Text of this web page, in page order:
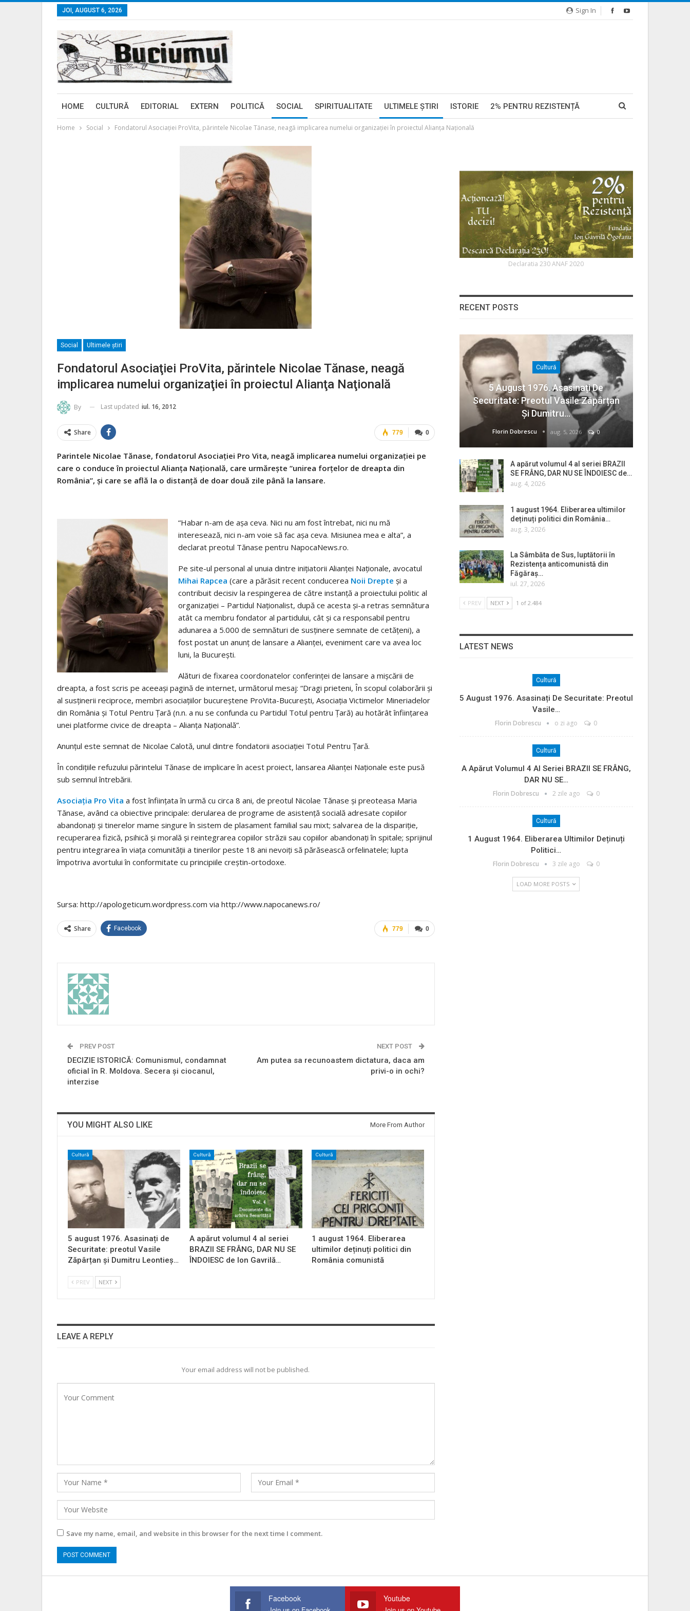
Sign In
JOI, AUGUST 6, 2026
HOME CULTURĂ EDITORIAL EXTERN POLITICĂ SOCIAL SPIRITUALITATE ULTIMELE ŞTIRI ISTORIE 2% PENTRU REZISTENȚĂ
Home Social Fondatorul Asociaţiei ProVita, părintele Nicolae Tănase, neagă implicarea numelui organizaţiei în proiectul Alianţa Naţională
Social Ultimele ştiri
Fondatorul Asociaţiei ProVita, părintele Nicolae Tănase, neagă
implicarea numelui organizaţiei în proiectul Alianţa Naţională
By Last updated iul. 16, 2012
0
779
Share
Parintele Nicolae Tănase, fondatorul Asociaţiei Pro Vita, neagă implicarea numelui organizaţiei pe
care o conduce în proiectul Alianţa Naţională, care urmăreşte “unirea forţelor de dreapta din
România”, şi care se află la o distanţă de doar două zile până la lansare.
“Habar n-am de aşa ceva. Nici nu am fost întrebat, nici nu mă
interesează, nici n-am voie să fac aşa ceva. Misiunea mea e alta”, a
declarat preotul Tănase pentru NapocaNews.ro.
Pe site-ul personal al unuia dintre iniţiatorii Alianţei Naţionale, avocatul
Mihai Rapcea (care a părăsit recent conducerea Noii Drepte şi a
contribuit decisiv la respingerea de către instanţă a proiectului politic al
organizaţiei – Partidul Naţionalist, după ce acesta şi-a retras semnătura
atât ca membru fondator al partidului, cât şi ca responsabil pentru
adunarea a 5.000 de semnături de susţinere semnate de cetăţeni), a
fost postat un anunţ de lansare a Alianţei, eveniment care va avea loc
luni, la Bucureşti.
Alături de fixarea coordonatelor conferinţei de lansare a mişcării de
dreapta, a fost scris pe aceeaşi pagină de internet, următorul mesaj: “Dragi prieteni, În scopul colaborării şi
al susţinerii reciproce, membri asociaţiilor bucureştene ProVita-Bucureşti, Asociaţia Victimelor Mineriadelor
din România şi Totul Pentru Ţară (n.n. a nu se confunda cu Partidul Totul pentru Ţară) au hotărât înfiinţarea
unei platforme civice de dreapta – Alianţa Naţională”.
Anunţul este semnat de Nicolae Calotă, unul dintre fondatorii asociaţiei Totul Pentru Ţară.
În condiţiile refuzului părintelui Tănase de implicare în acest proiect, lansarea Alianţei Naţionale este pusă
sub semnul întrebării.
Asociaţia Pro Vita a fost înfiinţata în urmă cu circa 8 ani, de preotul Nicolae Tănase şi preoteasa Maria
Tănase, având ca obiective principale: derularea de programe de asistenţă socială adresate copiilor
abandonaţi şi tinerelor mame singure în sistem de plasament familial sau mixt; salvarea de la dispariţie,
recuperarea fizică, psihică şi morală şi reintegrarea copiilor străzii sau copiilor abandonaţi în spitale; sprijinul
pentru integrarea în viaţa comunităţii a tinerilor peste 18 ani nevoiţi să părăsească orfelinatele; lupta
împotriva avortului în conformitate cu principiile creştin-ortodoxe.
Sursa: http://apologeticum.wordpress.com via http://www.napocanews.ro/
0
779
Share Facebook
PREV POST
DECIZIE ISTORICĂ: Comunismul, condamnat
oficial în R. Moldova. Secera şi ciocanul,
interzise
NEXT POST
Am putea sa recunoastem dictatura, daca am
privi-o in ochi?
YOU MIGHT ALSO LIKE More From Author
Cultură
5 august 1976. Asasinați de
Securitate: preotul Vasile
Zăpârțan și Dumitru Leontieș…
Cultură
A apărut volumul 4 al seriei
BRAZII SE FRÂNG, DAR NU SE
ÎNDOIESC de Ion Gavrilă…
Cultură
1 august 1964. Eliberarea
ultimilor deținuți politici din
România comunistă
PREV NEXT
LEAVE A REPLY
Your email address will not be published.
Save my name, email, and website in this browser for the next time I comment.
Declaratia 230 ANAF 2020
RECENT POSTS
Cultură
5 August 1976. Asasinați De
Securitate: Preotul Vasile Zăpârțan
Și Dumitru…
Florin Dobrescu aug. 5, 2026 0
A apărut volumul 4 al seriei BRAZII
SE FRÂNG, DAR NU SE ÎNDOIESC de…
aug. 4, 2026
1 august 1964. Eliberarea ultimilor
deținuți politici din România…
aug. 3, 2026
La Sâmbăta de Sus, luptătorii în
Rezistența anticomunistă din
Făgăraș…
iul. 27, 2026
PREV NEXT 1 of 2.484
LATEST NEWS
Cultură
5 August 1976. Asasinați De Securitate: Preotul
Vasile…
Florin Dobrescu o zi ago 0
Cultură
A Apărut Volumul 4 Al Seriei BRAZII SE FRÂNG,
DAR NU SE…
Florin Dobrescu 2 zile ago 0
Cultură
1 August 1964. Eliberarea Ultimilor Deținuți
Politici…
Florin Dobrescu 3 zile ago 0
LOAD MORE POSTS
Facebook Youtube